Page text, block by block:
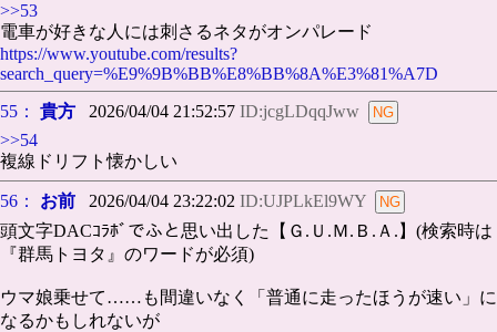
>>53
電車が好きな人には刺さるネタがオンパレード
https://www.youtube.com/results?
search_query=%E9%9B%BB%E8%BB%8A%E3%81%A7D
55：
貴方 2026/04/04 21:52:57 ID:jcgLDqqJww
>>54
複線ドリフト懐かしい
56： お前 2026/04/04 23:22:02 ID:UJPLkEl9WY
頭文字DACｺﾗﾎﾞでふと思い出した【Ｇ.Ｕ.Ｍ.Ｂ.Ａ.】(検索時は
『群馬トヨタ』のワードが必須)
ウマ娘乗せて……も間違いなく「普通に走ったほうが速い」に
なるかもしれないが